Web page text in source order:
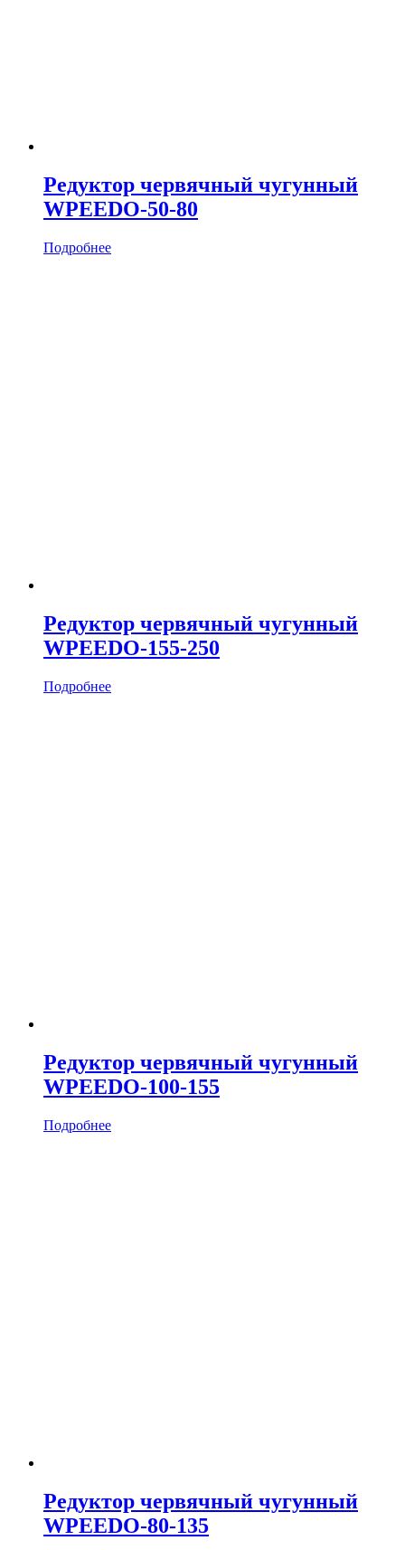
Редуктор червячный чугунный
WPEEDO-50-80
Подробнее
Редуктор червячный чугунный
WPEEDO-155-250
Подробнее
Редуктор червячный чугунный
WPEEDO-100-155
Подробнее
Редуктор червячный чугунный
WPEEDO-80-135